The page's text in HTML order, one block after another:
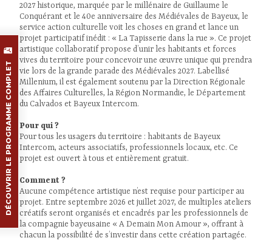
DÉCOUVRIR LE PROGRAMME COMPLET
2027 historique, marquée par le millénaire de Guillaume le
Conquérant et le 40e anniversaire des Médiévales de Bayeux, le
service action culturelle voit les choses en grand et lance un
projet participatif inédit : « La Tapisserie dans la rue ». Ce projet
artistique collaboratif propose d’unir les habitants et forces
vives du territoire pour concevoir une œuvre unique qui prendra
vie lors de la grande parade des Médiévales 2027. Labellisé
Millenium, il est également soutenu par la Direction Régionale
des Affaires Culturelles, la Région Normandie, le Département
du Calvados et Bayeux Intercom.
Pour qui ?
Pour tous les usagers du territoire : habitants de Bayeux
Intercom, acteurs associatifs, professionnels locaux, etc. Ce
projet est ouvert à tous et entièrement gratuit.
Comment ?
Aucune compétence artistique n’est requise pour participer au
projet. Entre septembre 2026 et juillet 2027, de multiples ateliers
créatifs seront organisés et encadrés par les professionnels de
la compagnie bayeusaine « A Demain Mon Amour », offrant à
chacun la possibilité de s’investir dans cette création partagée.